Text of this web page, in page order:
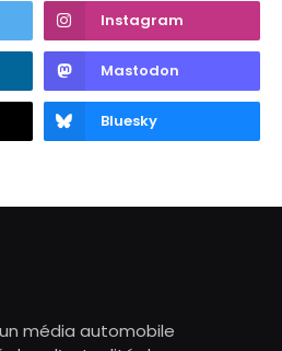
Instagram
Mastodon
Bluesky
média automobile